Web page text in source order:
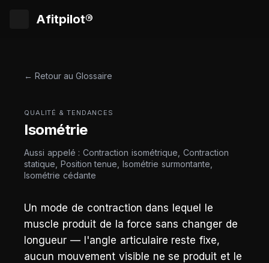
Afitpilot®
← Retour au Glossaire
QUALITÉ & TENDANCES
Isométrie
Aussi appelé : Contraction isométrique, Contraction
statique, Position tenue, Isométrie surmontante,
Isométrie cédante
Un mode de contraction dans lequel le
muscle produit de la force sans changer de
longueur — l'angle articulaire reste fixe,
aucun mouvement visible ne se produit et le